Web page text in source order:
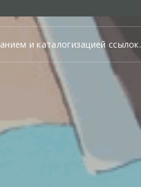
и каталогизацией ссылок.